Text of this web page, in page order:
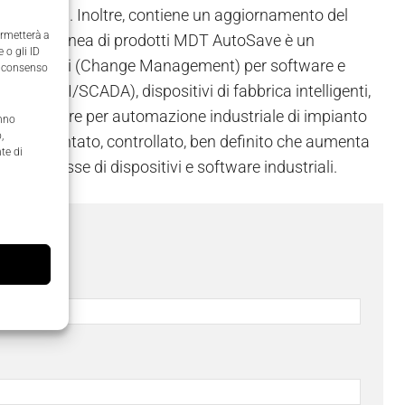
a
o gli ID
di
clienti. Inoltre, contiene un aggiornamento del
La linea di prodotti MDT AutoSave è un
(Change Management) per software e
PC (HMI/SCADA), dispositivi di fabbrica intelligenti,
il software per automazione industriale di impianto
controllato, ben definito che aumenta
complesse di dispositivi e software industriali.